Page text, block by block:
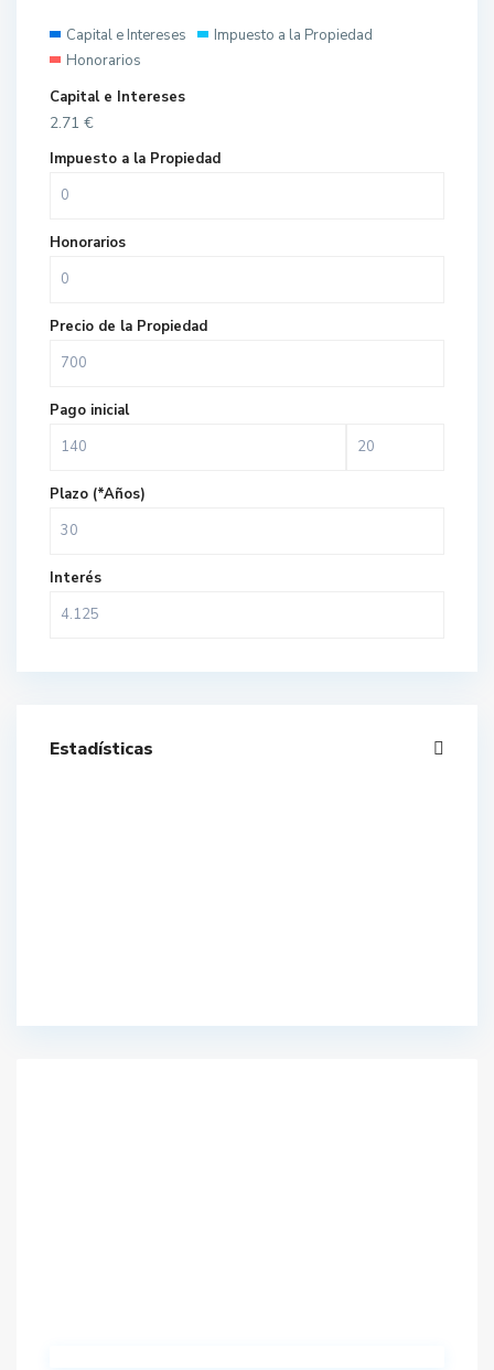
Capital e Intereses
Impuesto a la Propiedad
Honorarios
Capital e Intereses
2.71 €
Impuesto a la Propiedad
Honorarios
Precio de la Propiedad
Pago inicial
Plazo (*Años)
Interés
Estadísticas